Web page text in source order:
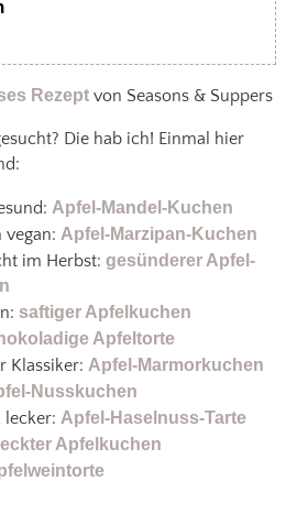
Rezeptvon Seasons & Suppers
Die hab ich! Einmal hier
Apfel-Mandel-Kuchen
Apfel-Marzipan-Kuchen
im Herbst: gesünderer Apfel-
saftiger Apfelkuchen
Apfeltorte
Klassiker: Apfel-Marmorkuchen
Nusskuchen
lecker: Apfel-Haselnuss-Tarte
Apfelkuchen